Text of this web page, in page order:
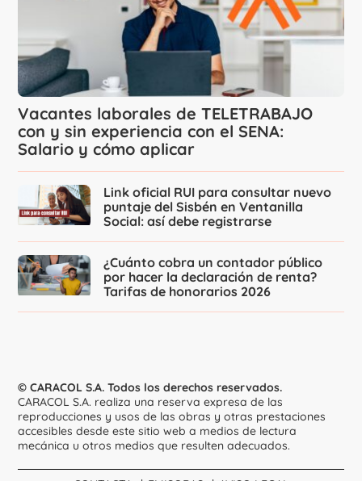
Vacantes laborales de TELETRABAJO
con y sin experiencia con el SENA:
Salario y cómo aplicar
Link oficial RUI para consultar nuevo
puntaje del Sisbén en Ventanilla
Social: así debe registrarse
¿Cuánto cobra un contador público
por hacer la declaración de renta?
Tarifas de honorarios 2026
© CARACOL S.A. Todos los derechos reservados.
CARACOL S.A. realiza una reserva expresa de las
reproducciones y usos de las obras y otras prestaciones
accesibles desde este sitio web a medios de lectura
mecánica u otros medios que resulten adecuados.